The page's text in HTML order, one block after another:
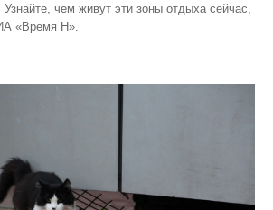
Узнайте, чем живут эти зоны отдыха сейчас,
«Время Н».